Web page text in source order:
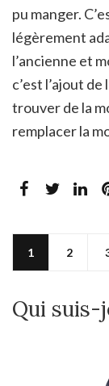
pu manger.
légèrement
l’ancienne et
c’est l’ajout
trouver de la
remplacer la
1 2
Qui suis-